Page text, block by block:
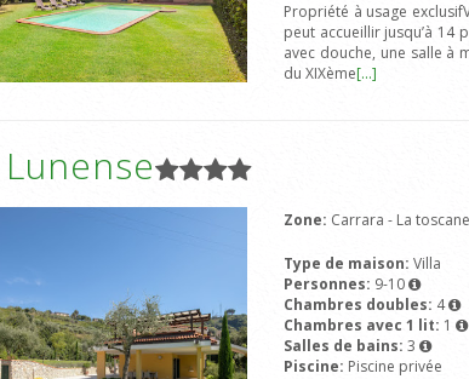
Propriété à usage
peut accueillir jusqu’à 14
avec douche, une salle à
du XIXème[...]
Zone: Carrara - La toscane
Type de maison: Villa
Personnes: 9-10
Chambres doubles: 4
Chambres avec 1 lit: 1
Salles de bains: 3
Piscine: Piscine privée